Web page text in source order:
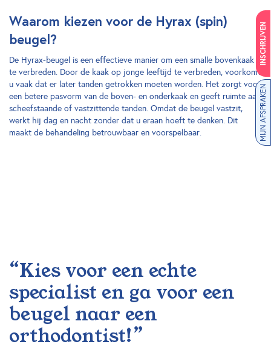
Waarom kiezen voor de Hyrax (spin)
beugel?
De Hyrax-beugel is een effectieve manier om een smalle bovenkaak
te verbreden. Door de kaak op jonge leeftijd te verbreden, voorkomt
u vaak dat er later tanden getrokken moeten worden. Het zorgt voor
een betere pasvorm van de boven- en onderkaak en geeft ruimte aan
scheefstaande of vastzittende tanden. Omdat de beugel vastzit,
werkt hij dag en nacht zonder dat u eraan hoeft te denken. Dit
maakt de behandeling betrouwbaar en voorspelbaar.
“Kies voor een echte
specialist en ga voor een
beugel naar een
orthodontist!”
MIJN AFSPRAKEN
INSCHRIJVEN